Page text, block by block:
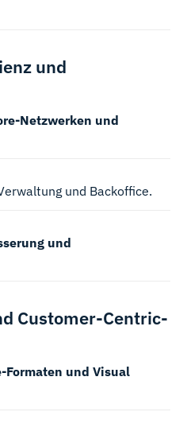
und
Netzwerken und
und Backoffice.
und
Customer-Centric-
Formaten und Visual